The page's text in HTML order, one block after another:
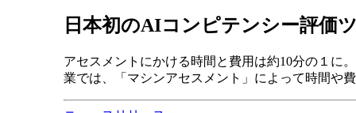
日本初のAIコンピテンシー評価
アセスメントにかける時間と費用は約10分の１に
業では、「マシンアセスメント」によって時間や